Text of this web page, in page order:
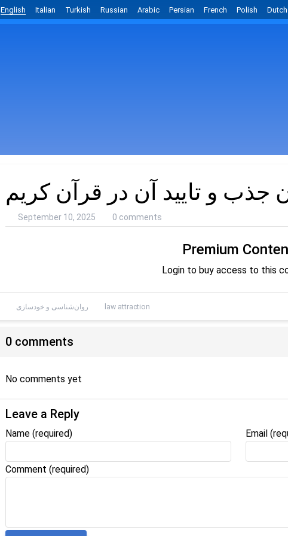
English Italian Turkish Russian Arabic Persian French Polish Dutch
جذب و تایید آن در قرآن کریم
September 10, 2025 0 comments
Premium
Login to buy access to this
روان‌شناسی و خودسازی law attraction
0 comments
No comments yet
Leave a Reply
Name (required) Email
Comment (required)